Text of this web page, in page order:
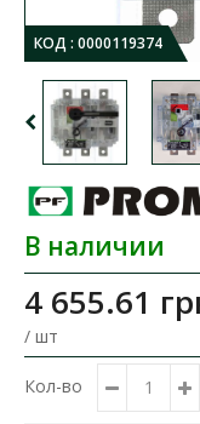
КОД : 0000119374
В наличии
4 655.61
/ шт
Кол-во